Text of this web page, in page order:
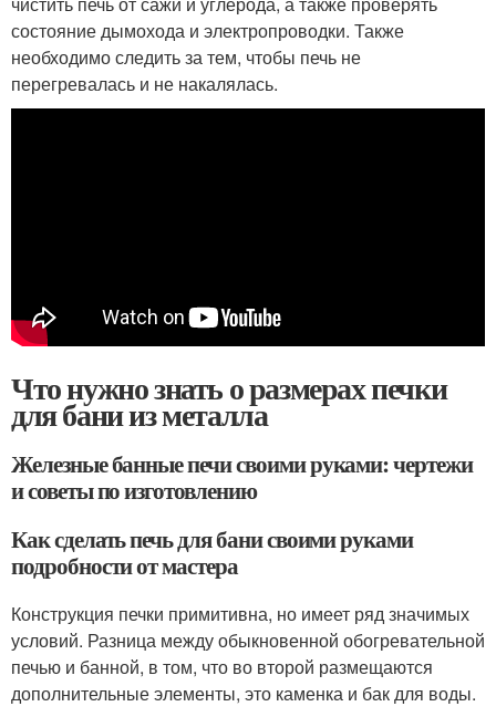
состояние дымохода и электропроводки. Также
необходимо следить за тем, чтобы печь не
перегревалась и не накалялась.
Что нужно знать о размерах печки
для бани из металла
Железные банные печи своими руками: чертежи
и советы по изготовлению
Как сделать печь для бани своими руками
подробности от мастера
Конструкция печки примитивна, но имеет ряд значимых
условий. Разница между обыкновенной обогревательной
печью и банной, в том, что во второй размещаются
дополнительные элементы, это каменка и бак для воды.